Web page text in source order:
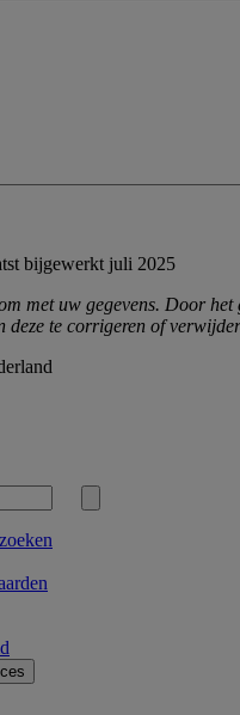
bijgewerkt juli 2025
met uw gegevens. Door
deze te corrigeren of
Zoekopdracht